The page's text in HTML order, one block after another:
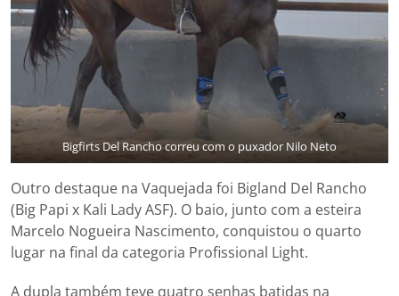
Bigfirts Del Rancho correu com o puxador Nilo Neto
Outro destaque na Vaquejada foi Bigland Del Rancho
(Big Papi x Kali Lady ASF). O baio, junto com a esteira
Marcelo Nogueira Nascimento, conquistou o quarto
lugar na final da categoria Profissional Light.
A dupla também teve quatro senhas batidas na